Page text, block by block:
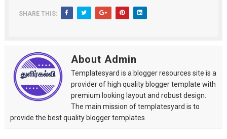
SHARE THIS:
About Admin
Templatesyard is a blogger resources site is a
provider of high quality blogger template with
premium looking layout and robust design.
The main mission of templatesyard is to
provide the best quality blogger templates.